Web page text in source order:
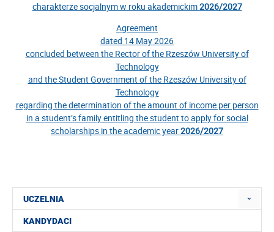
charakterze socjalnym w roku akademickim2026/2027
Agreement
dated 14 May 2026
concluded between the Rector of the Rzeszów University of
Technology
and the Student Government of the Rzeszów University of
Technology
regarding the determination of the amount of income per person
in a student’s family entitling the student to apply for social
scholarships in the academic year2026/2027
UCZELNIA
KANDYDACI